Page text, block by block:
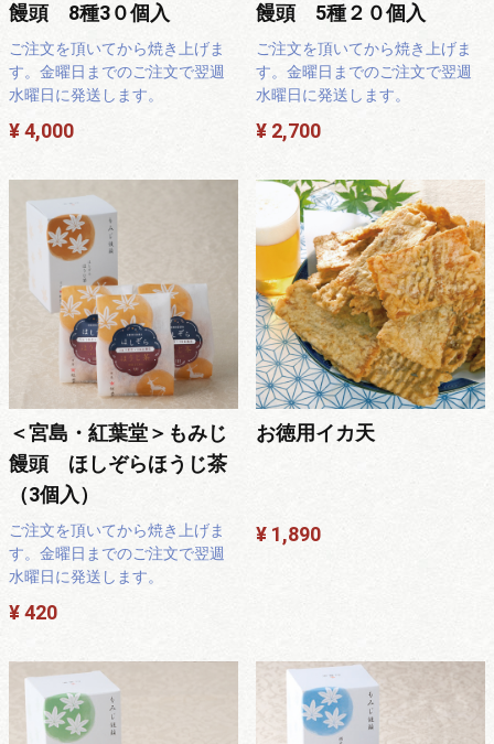
饅頭 8種3０個入
ご注文を頂いてから焼き上げま
す。金曜日までのご注文で翌週
水曜日に発送します。
¥ 4,000
饅頭 5種２０個入
ご注文を頂いてから焼き上げま
す。金曜日までのご注文で翌週
水曜日に発送します。
¥ 2,700
＜宮島・紅葉堂＞もみじ
饅頭 ほしぞらほうじ茶
（3個入）
ご注文を頂いてから焼き上げま
す。金曜日までのご注文で翌週
水曜日に発送します。
¥ 420
お徳用イカ天
¥ 1,890